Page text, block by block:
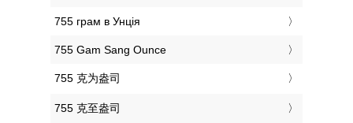
‎755 грам в Унція
‎755 Gam Sang Ounce
‎755 克为盎司
‎755 克至盎司